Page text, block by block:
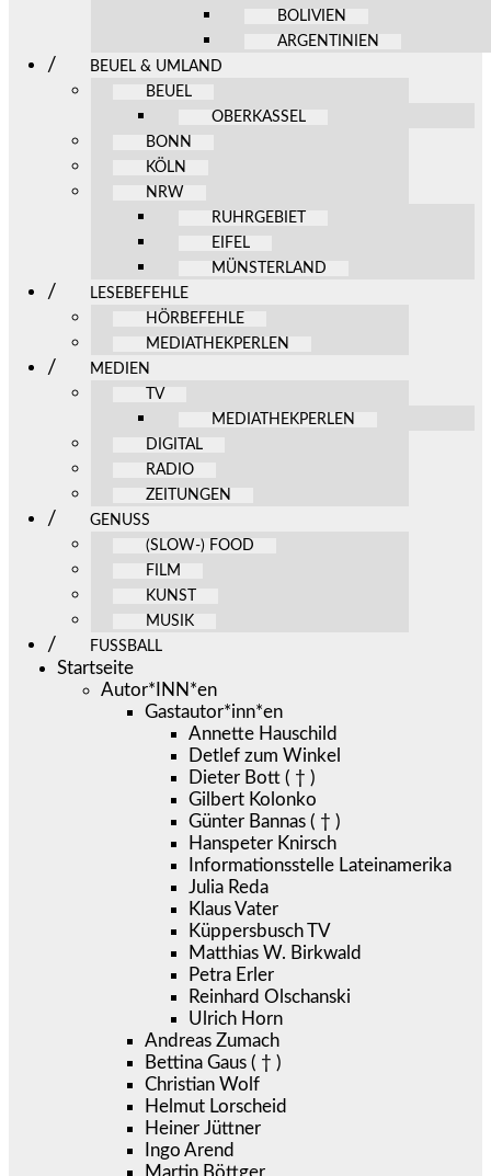
BOLIVIEN
ARGENTINIEN
BEUEL & UMLAND
BEUEL
OBERKASSEL
BONN
KÖLN
NRW
RUHRGEBIET
EIFEL
MÜNSTERLAND
LESEBEFEHLE
HÖRBEFEHLE
MEDIATHEKPERLEN
MEDIEN
TV
MEDIATHEKPERLEN
DIGITAL
RADIO
ZEITUNGEN
GENUSS
(SLOW-) FOOD
FILM
KUNST
MUSIK
FUSSBALL
Startseite
Autor*INN*en
Gastautor*inn*en
Annette Hauschild
Detlef zum Winkel
Dieter Bott ( † )
Gilbert Kolonko
Günter Bannas ( † )
Hanspeter Knirsch
Informationsstelle Lateinamerika
Julia Reda
Klaus Vater
Küppersbusch TV
Matthias W. Birkwald
Petra Erler
Reinhard Olschanski
Ulrich Horn
Andreas Zumach
Bettina Gaus ( † )
Christian Wolf
Helmut Lorscheid
Heiner Jüttner
Ingo Arend
Martin Böttger